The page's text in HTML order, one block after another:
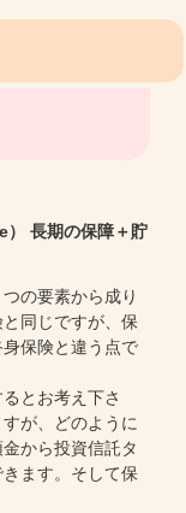
長期の保障＋貯
の要素から成り
同じですが、保
保険と違う点で
とお考え下さ
が、どのように
から投資信託タ
ます。そして保